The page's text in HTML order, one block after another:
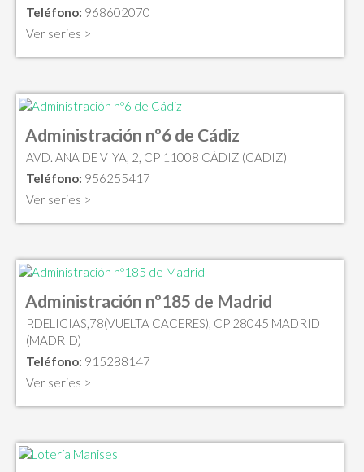
Teléfono: 968602070
Ver series >
Administración nº6 de Cádiz
AVD. ANA DE VIYA, 2, CP 11008 CÁDIZ (CADIZ)
Teléfono: 956255417
Ver series >
Administración nº185 de Madrid
P.DELICIAS,78(VUELTA CACERES), CP 28045 MADRID
(MADRID)
Teléfono: 915288147
Ver series >